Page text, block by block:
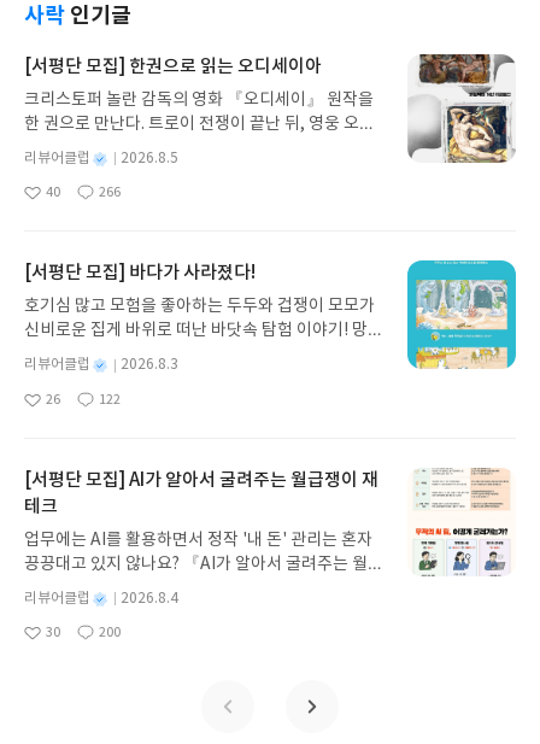
사락 인기글
[서평단 모집] 한권으로 읽는 오디세이아
크리스토퍼 놀란 감독의 영화 『오디세이』 원작을
한 권으로 만난다. 트로이 전쟁이 끝난 뒤, 영웅 오디
세우스는 고향 이타케로 돌아가기 위해 키클롭스, 마
녀 키르케, 세이렌의 노래, 포세이돈의 분노를 헤쳐
나간다. 그리스 철학 전공자인 옮긴이가 호메로스의
지 않고 끝까지 읽을 수 있다. 3천 년을 이어 온 귀향
과 모험의 대서사시가 가장 읽기 편한 번역으로 새롭
게 펼쳐진다.한권으로 읽는 오디세이아글쓴이호메로
스 저/육혜원 역출판사이화북스 예스24 바로가기 닫
기모집인원 : 5명신청기간 : 2026.08.05 ~ 2026.08.
09발표일자 : 2026.08.13리뷰 작성기한 : 도서/상품
성해주세요! 먼저 작성한 리뷰를 올려주시면 당첨확
률이 올라갑니다!! ※ 신청 전, 꼭 확인해주세요!- '사
락' 개설 후, 이 글의 댓글로 신청해주세요.- 기존 YE
S블로그는 '사락'으로 개편되어 별도로 개설하지 않
배송지가 아닌 회원정보상의 주소/연락처 (클릭 시
수정 가능)로 발송됩니다.- 주소/연락처에 문제가 있
2주 이내 리뷰를 작성해주셔야 합니다. (포스트가 아
별
리뷰어클럽
성
2026.8.5
좋
40
댓
266
작
[서평단 모집] 바다가 사라졌다!
호기심 많고 모험을 좋아하는 두두와 겁쟁이 모모가
신비로운 집게 바위로 떠난 바닷속 탐험 이야기! 망둥
이, 소라게, 낙지 같은 바다 친구들과 신나게 놀던 중
갑자기 거대해진 집게 바위의 비밀을 마주하게 되는
데, 과연 바다에 무슨 일이 벌어진 걸까요? 상상력을
빛 예스24 바로가기 닫기모집인원 : 20명신청기간 :
2026.08.03 ~ 2026.08.07발표일자 : 2026.08.13리
처 업데이트 : 신청 전 상품 받으실 주소/연락처를 업
데이트 해주세요! (선정 후 수정 불가)▶ 서평단 신청
방법 : 기대평 댓글을 작성해주세요! 먼저 작성한 리
뷰를 올려주시면 당첨확률이 올라갑니다!! ※ 신청
전, 꼭 확인해주세요!- '사락' 개설 후, 이 글의 댓글로
품 발송- 도서/상품은 최근 배송지가 아닌 회원정보
별
리뷰어클럽
성
2026.8.3
좋
26
댓
122
작
[서평단 모집] AI가 알아서 굴려주는 월급쟁이 재
테크
업무에는 AI를 활용하면서 정작 '내 돈' 관리는 혼자
끙끙대고 있지 않나요? 『AI가 알아서 굴려주는 월급
쟁이 재테크』는 챗GPT·클로드·제미나이·퍼플렉시
티를 나만의 재테크 팀으로 만드는 실전 가이드입니
다. 재무 진단부터 주식 투자, 부동산, 절세, 자산 관
좋은 정보를 찾는 시대는 끝났습니다. 이제는 좋은 질
별
리뷰어클럽
성
2026.8.4
좋
30
댓
200
작